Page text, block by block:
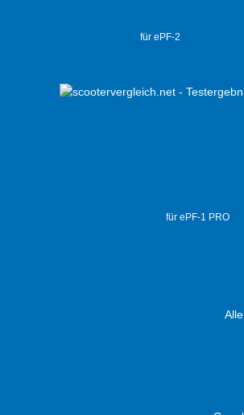
für ePF-2
für ePF-1 PRO